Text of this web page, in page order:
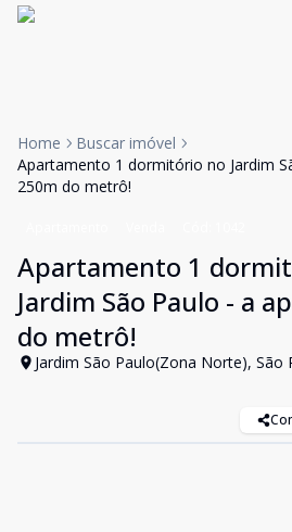
Home
Buscar imóvel
Apartamento 1 dormitório no Jardim
250m do metrô!
Apartamento 1
Jardim São Paulo - a
do metrô!
Jardim São Paulo(Zona Norte), São